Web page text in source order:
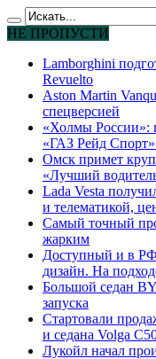
НЕ ПРОПУСТИ
Lamborghini
Revuelto
Aston Martin
спецверсией
«Холмы России»:
«ГАЗ Рейд Спорт»
Омск примет
«Лучший
Lada Vesta
и телематикой,
Самый точный
жарким
Доступный и в РФ
дизайн. На
Большой седан
запуска
Стартовали
и седана Volga
Лукойл начал